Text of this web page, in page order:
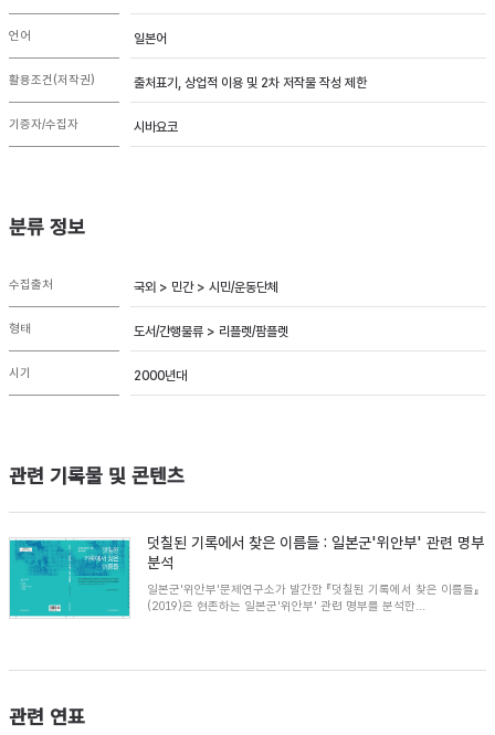
언어 일본어
활용조건(저작권) 출처표기, 상업적 이용 및 2차 저작물 작성 제한
기증자/수집자 시바요코
분류 정보
수집출처 국외 > 민간 > 시민/운동단체
형태 도서/간행물류 > 리플렛/팜플렛
시기 2000년대
관련 기록물 및 콘텐츠
덧칠된 기록에서 찾은 이름들 : 일본군'위안부' 관련 명부
분석
일본군'위안부'문제연구소가 발간한 『덧칠된 기록에서 찾은 이름들』
(2019)은 현존하는 일본군'위안부' 관련 명부를 분석한...
관련 연표